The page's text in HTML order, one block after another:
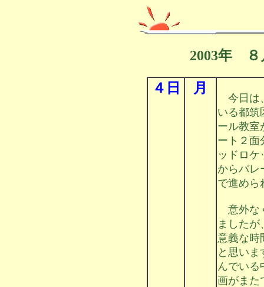
2003年 ８
４日 月
今日は
いる都筑
ール教室
ート２面
ッドロ
からバレ
で進めら
意外な
ました
意義な時
と思い
んでいる
画がまた